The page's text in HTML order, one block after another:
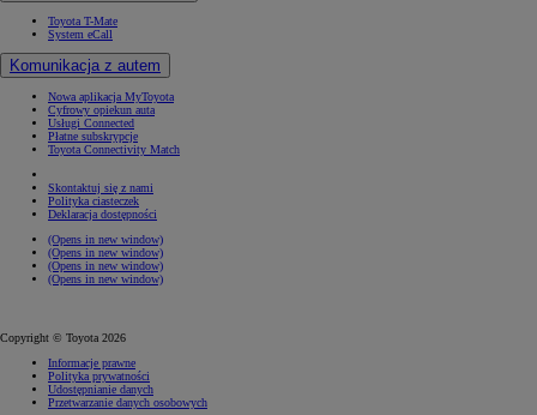
Toyota T-Mate
System eCall
Komunikacja z autem
Nowa aplikacja MyToyota
Cyfrowy opiekun auta
Usługi Connected
Płatne subskrypcje
Toyota Connectivity Match
Skontaktuj się z nami
Polityka ciasteczek
Deklaracja dostępności
(Opens in new window)
(Opens in new window)
(Opens in new window)
(Opens in new window)
Copyright © Toyota 2026
Informacje prawne
Polityka prywatności
Udostępnianie danych
Przetwarzanie danych osobowych